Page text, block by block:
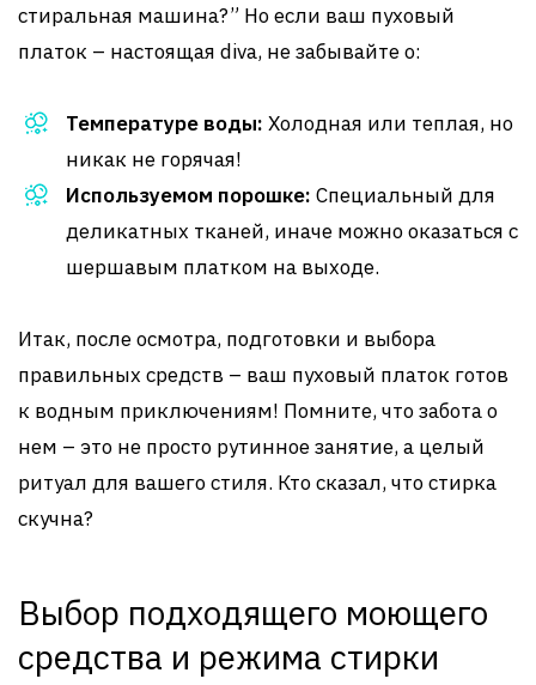
стиральная машина?” Но если ваш пуховый
платок – настоящая diva, не забывайте о:
Температуре воды: Холодная или теплая, но
никак не горячая!
Используемом порошке: Специальный для
деликатных тканей, иначе можно оказаться с
шершавым платком на выходе.
Итак, после осмотра, подготовки и выбора
правильных средств – ваш пуховый платок готов
к водным приключениям! Помните, что забота о
нем – это не просто рутинное занятие, а целый
ритуал для вашего стиля. Кто сказал, что стирка
скучна?
Выбор подходящего моющего
средства и режима стирки